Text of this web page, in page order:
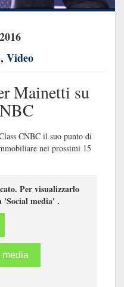
, Video
Mainetti su
CNBC il suo punto di
nei prossimi 15
Per visualizzarlo
'Social media' .